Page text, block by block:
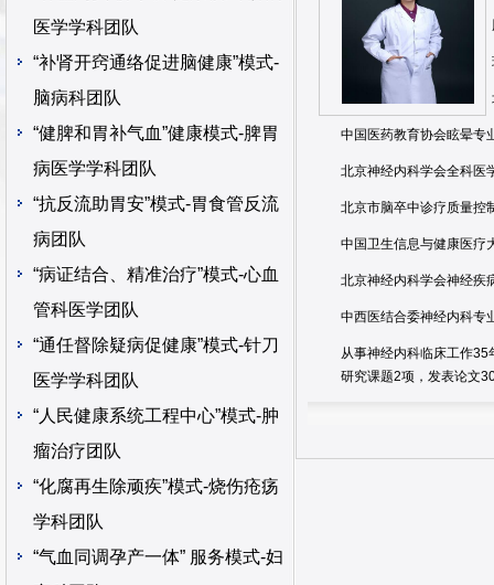
医学学科团队
“补肾开窍通络促进脑健康”模式-
脑病科团队
“健脾和胃补气血”健康模式-脾胃
病医学学科团队
“抗反流助胃安”模式-胃食管反流
病团队
“病证结合、精准治疗”模式-心血
管科医学团队
“通任督除疑病促健康”模式-针刀
医学学科团队
“人民健康系统工程中心”模式-肿
瘤治疗团队
“化腐再生除顽疾”模式-烧伤疮疡
学科团队
“气血同调孕产一体” 服务模式-妇
中国医药教育协会眩晕专
北京神经内科学会全科医
北京市脑卒中诊疗质量控
中国卫生信息与健康医疗
北京神经内科学会神经疾
中西医结合委神经内科专
从事神经内科临床工作
研究课题2项，发表论文